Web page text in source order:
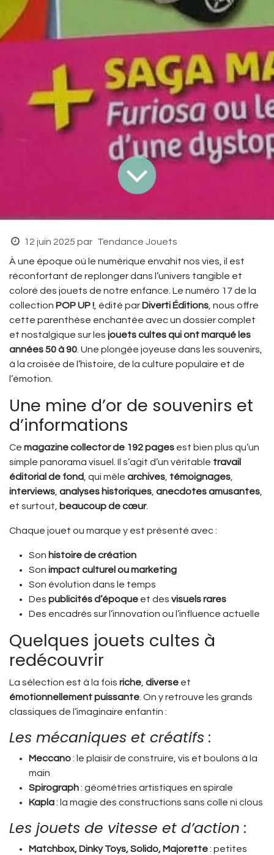
12 juin 2025 par Tendance Jouets
À une époque où le numérique envahit nos vies, il est
réconfortant de replonger dans l’univers tangible et
coloré des jouets de notre enfance. Le numéro 17 de la
collection POP UP !, édité par Diverti Éditions, nous offre
cette parenthèse enchantée avec un dossier complet
et nostalgique sur les jouets cultes qui ont marqué les
années 50 à 90. Une plongée joyeuse dans les souvenirs,
à la croisée de l’histoire, de la culture populaire et de
l’émotion.
Une mine d’or de souvenirs et
d’informations
Ce magazine collector de 192 pages est bien plus qu’un
simple panorama visuel. Il s’agit d’un véritable travail
éditorial de fond, qui mêle archives, témoignages,
interviews, analyses historiques, anecdotes amusantes,
et surtout, beaucoup de cœur.
Chaque jouet ou marque y est présenté avec :
Son histoire de création
Son impact culturel ou marketing
Son évolution dans le temps
Des publicités d’époque et des visuels rares
Des encadrés sur l’innovation ou l’influence actuelle
Quelques jouets cultes à
redécouvrir
La sélection est à la fois riche, diverse et
émotionnellement puissante. On y retrouve les grands
classiques de l’imaginaire enfantin :
Les mécaniques et créatifs :
Meccano: le plaisir de construire, vis et boulons à la
main
Spirograph: géométries artistiques en spirale
Kapla: la magie des constructions sans colle ni clous
Les jouets de vitesse et d’action :
Matchbox, Dinky Toys, Solido, Majorette: petites